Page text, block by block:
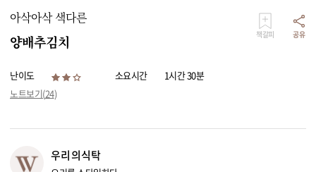
아삭아삭 색다른
양배추김치 책갈피 공유
난이도 소요시간
1시간 30분
노트보기(24)
우리의식탁